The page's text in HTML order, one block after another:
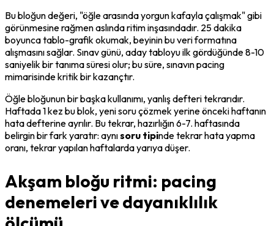
Bu bloğun değeri, "öğle arasında yorgun kafayla çalışmak" gibi
görünmesine rağmen aslında ritim inşasındadır. 25 dakika
boyunca tablo-grafik okumak, beyinin bu veri formatına
alışmasını sağlar. Sınav günü, aday tabloyu ilk gördüğünde 8-10
saniyelik bir tanıma süresi olur; bu süre, sınavın pacing
mimarisinde kritik bir kazançtır.
Öğle bloğunun bir başka kullanımı, yanlış defteri tekrarıdır.
Haftada 1 kez bu blok, yeni soru çözmek yerine önceki haftanın
hata defterine ayrılır. Bu tekrar, hazırlığın 6-7. haftasında
belirgin bir fark yaratır: aynı soru tipinde tekrar hata yapma
oranı, tekrar yapılan haftalarda yarıya düşer.
Akşam bloğu ritmi: pacing
denemeleri ve dayanıklılık